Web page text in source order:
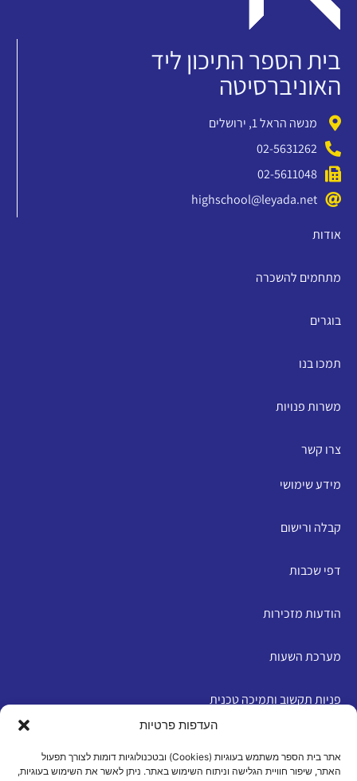
העדפות פרטיות
אתר בית הספר משתמש בעוגיות (Cookies) ובטכנולוגיות דומות לצורך תפעול
האתר, שיפור חוויית הגלישה וניתוח השימוש באתר. ניתן לאשר את השימוש בעוגיות,
בית הספר התיכון ליד
האוניברסיטה
מנשה הראל 1, ירושלים
02-5631262
02-5611048
highschool@leyada.net
אודות
מתחמים להשכרה
בוגרים
תמכו בנו
משרות פנויות
צרו קשר
מידע שימושי
קבלה ורישום
דפי שכבות
הודעות מזכירות
מערכת השעות
פניות תקשוב ותמיכה טכנית